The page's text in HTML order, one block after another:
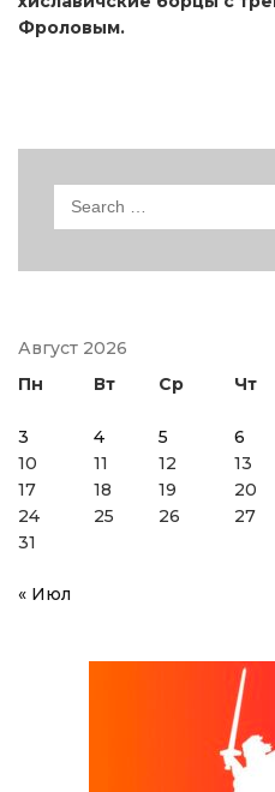
Фроловым.
Search
Август 2026
Пн
Вт Ср Чт
3
4 5 6
10
11 12 13
17
18 19 20
24
25 26 27
31
« Июл